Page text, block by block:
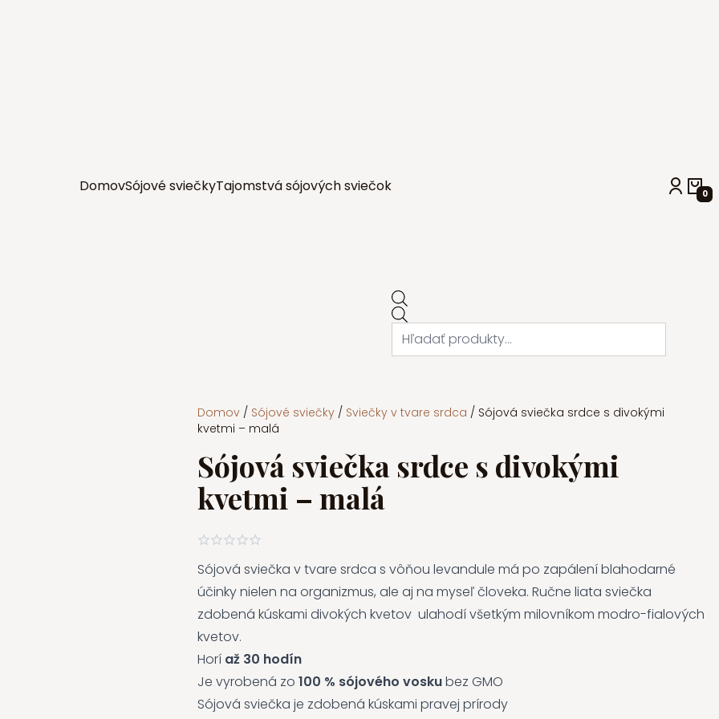
DomovSójové sviečkyTajomstvá sójových sviečok
Products
0
Domov / Sójové sviečky / Sviečky v tvare srdca / Sójová sviečka srdce s divokými
kvetmi – malá
Sójová sviečka srdce s divokými
kvetmi – malá
Sójová sviečka v tvare srdca s vôňou levandule má po zapálení blahodarné
účinky nielen na organizmus, ale aj na myseľ človeka. Ručne liata sviečka
zdobená kúskami divokých kvetov ulahodí všetkým milovníkom modro-fialových
kvetov.
Horí až 30 hodín
Je vyrobená zo 100 % sójového voskubez GMO
Sójová sviečka je zdobená kúskami pravej prírody